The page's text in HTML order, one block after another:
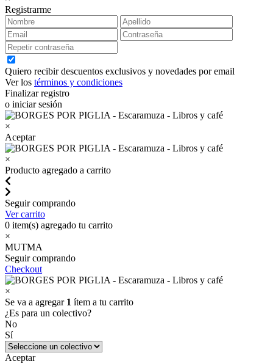
Registrarme
Quiero recibir descuentos exclusivos y novedades por email
Ver los términos y condiciones
Finalizar registro
o iniciar sesión
×
Aceptar
×
Producto agregado a carrito
Seguir comprando
Ver carrito
0 item(s) agregado tu carrito
×
MUTMA
Seguir comprando
Checkout
×
Se va a agregar 1 ítem a tu carrito
¿Es para un colectivo?
No
Sí
Aceptar